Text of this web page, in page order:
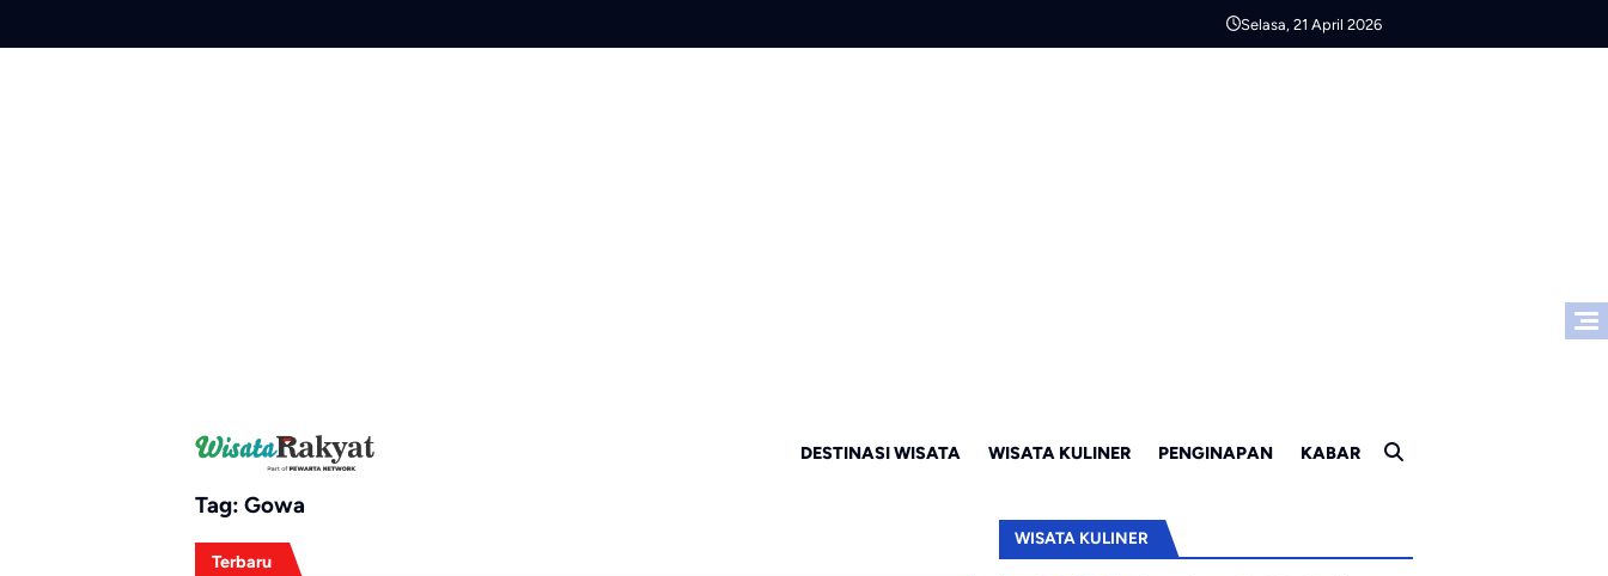
Selasa, 21 April 2026
DESTINASI WISATA WISATA KULINER PENGINAPAN KABAR
Tag: Gowa
Terbaru
WISATA KULINER